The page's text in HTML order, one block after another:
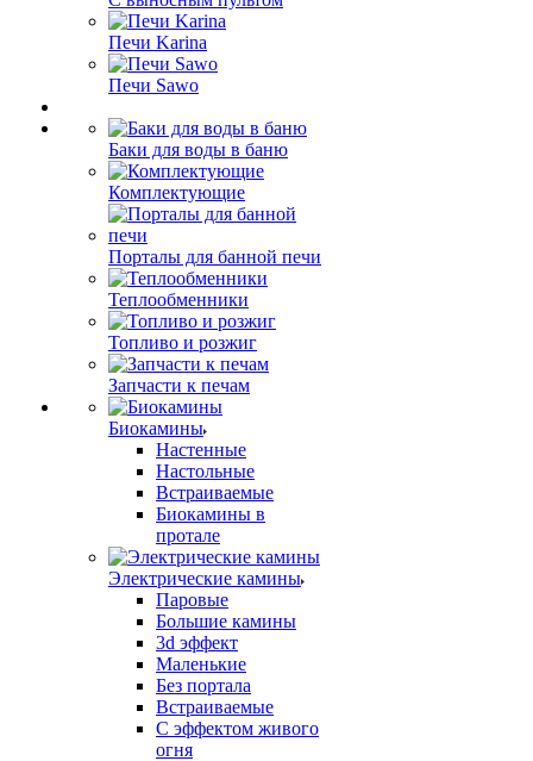
Печи Karina
Печи Sawo
Баки для воды в баню
Комплектующие
Порталы для банной печи
Теплообменники
Топливо и розжиг
Запчасти к печам
Биокамины
Настенные
Настольные
Встраиваемые
Биокамины в
протале
Электрические камины
Паровые
Большие камины
3d эффект
Маленькие
Без портала
Встраиваемые
С эффектом живого
огня